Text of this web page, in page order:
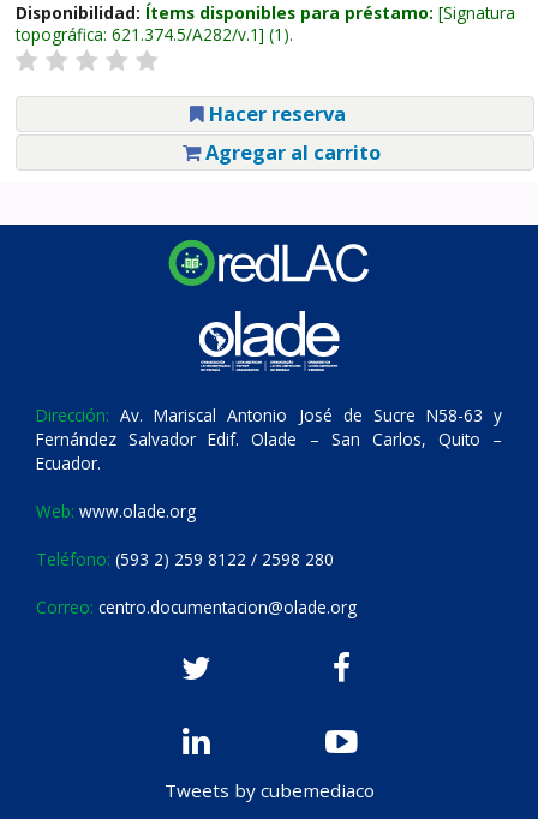
Disponibilidad: Ítems disponibles para préstamo: Signatura
topográfica: 621.374.5/A282/v.1 (1).
Hacer reserva
Agregar al carrito
Dirección: Av. Mariscal Antonio José de Sucre N58-63 y
Fernández Salvador Edif. Olade – San Carlos, Quito –
Ecuador.
Web: www.olade.org
Teléfono: (593 2) 259 8122 / 2598 280
Correo: centro.documentacion@olade.org
Tweets by cubemediaco